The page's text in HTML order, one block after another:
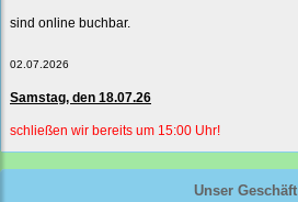
sind online buchbar.
02.07.2026
Samstag, den 18.07.26
schließen wir bereits um 15:00 Uhr!
Unser Geschäft